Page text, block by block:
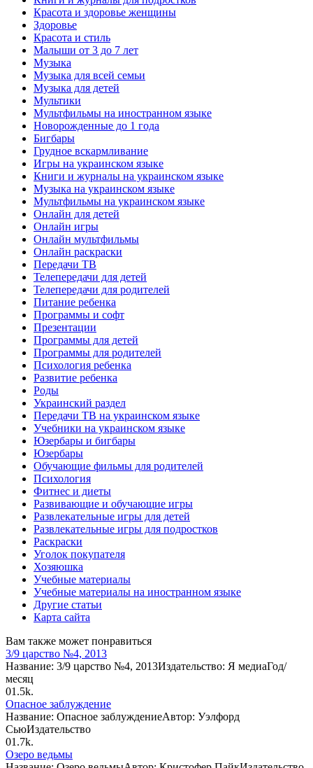
Красота и здоровье женщины
Здоровье
Красота и стиль
Малыши от 3 до 7 лет
Музыка
Музыка для всей семьи
Музыка для детей
Мультики
Мультфильмы на иностранном языке
Новорожденные до 1 года
Бигбары
Грудное вскармливание
Игры на украинском языке
Книги и журналы на украинском языке
Музыка на украинском языке
Мультфильмы на украинском языке
Онлайн для детей
Онлайн игры
Онлайн мультфильмы
Онлайн раскраски
Передачи ТВ
Телепередачи для детей
Телепередачи для родителей
Питание ребенка
Программы и софт
Презентации
Программы для детей
Программы для родителей
Психология ребенка
Развитие ребенка
Роды
Украинский раздел
Передачи ТВ на украинском языке
Учебники на украинском языке
Юзербары и бигбары
Юзербары
Обучающие фильмы для родителей
Психология
Фитнес и диеты
Развивающие и обучающие игры
Развлекательные игры для детей
Развлекательные игры для подростков
Раскраски
Уголок покупателя
Хозяюшка
Учебные материалы
Учебные материалы на иностранном языке
Другие статьи
Карта сайта
Вам также может понравиться
3/9 царство №4, 2013
Название: 3/9 царство №4, 2013Издательство: Я медиаГод/
месяц
01.5k.
Опасное заблуждение
Название: Опасное заблуждениеАвтор: Уэлфорд
СьюИздательство
01.7k.
Озеро ведьмы